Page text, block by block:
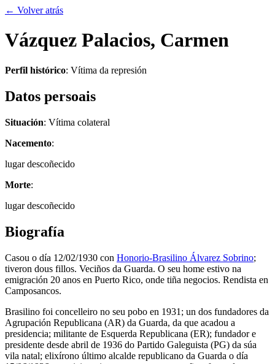
← Volver atrás
Vázquez Palacios, Carmen
Perfil histórico: Vítima da represión
Datos persoais
Situación: Vítima colateral
Nacemento:
lugar descoñecido
Morte:
lugar descoñecido
Biografía
Casou o día 12/02/1930 con Honorio-Brasilino Álvarez Sobrino;
tiveron dous fillos. Veciños da Guarda. O seu home estivo na
emigración 20 anos en Puerto Rico, onde tiña negocios. Rendista en
Camposancos.
Brasilino foi concelleiro no seu pobo en 1931; un dos fundadores da
Agrupación Republicana (AR) da Guarda, da que acadou a
presidencia; militante de Esquerda Republicana (ER); fundador e
presidente desde abril de 1936 do Partido Galeguista (PG) da súa
vila natal; elixírono último alcalde republicano da Guarda o día